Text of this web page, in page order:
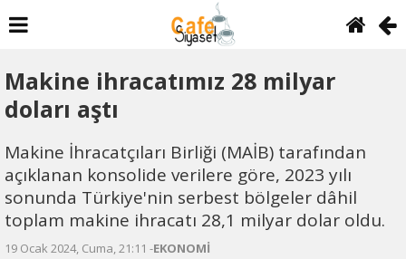
Makine ihracatımız 28 milyar
doları aştı
Makine İhracatçıları Birliği (MAİB) tarafından
açıklanan konsolide verilere göre, 2023 yılı
sonunda Türkiye'nin serbest bölgeler dâhil
toplam makine ihracatı 28,1 milyar dolar oldu.
19 Ocak 2024, Cuma, 21:11 -EKONOMİ